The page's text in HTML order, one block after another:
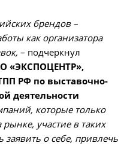
брендов –
как организатора
– подчеркнул
«ЭКСПОЦЕНТР»,
РФ по выставочно-
деятельности
которые только
участие в таких
заявить о себе, привлечь